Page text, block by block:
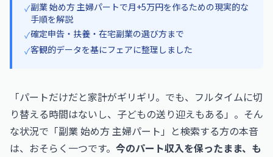
✓副業 始め方 主婦パートで月+5万円を作るための現実的な
手順を解説
✓確定申告・扶養・在宅副業の選び方まで
✓客観的データを基にフェアに整理しました
「パートだけだと家計がギリギリ。でも、フルタイムに切
り替える時間はないし、子どもの送り迎えもある」。そん
な状況で「副業 始め方 主婦パート」と検索する方の本音
は、おそらく一つです。 今のパート収入を保ったまま、も